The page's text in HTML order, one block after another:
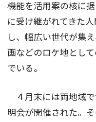
機能を活用案の核に
に受け継がれてきた
し、幅広い世代が集
画などのロケ地とし
でいる。
４月末には両地域
明会が開催された。